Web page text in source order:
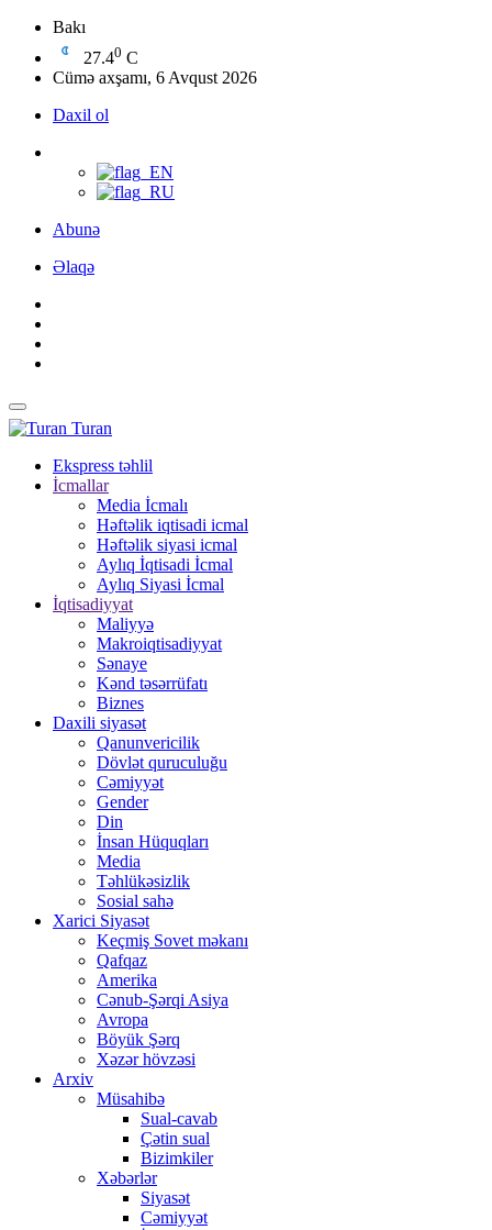
Bakı
27.40 C
Cümə axşamı, 6 Avqust 2026
Daxil ol
Abunə
Əlaqə
Turan
Ekspress təhlil
İcmallar
Media İcmalı
Həftəlik iqtisadi icmal
Həftəlik siyasi icmal
Aylıq İqtisadi İcmal
Aylıq Siyasi İcmal
İqtisadiyyat
Maliyyə
Makroiqtisadiyyat
Sənaye
Kənd təsərrüfatı
Biznes
Daxili siyasət
Qanunvericilik
Dövlət quruculuğu
Cəmiyyət
Gender
Din
İnsan Hüquqları
Media
Təhlükəsizlik
Sosial sahə
Xarici Siyasət
Keçmiş Sovet məkanı
Qafqaz
Amerika
Cənub-Şərqi Asiya
Avropa
Böyük Şərq
Xəzər hövzəsi
Arxiv
Müsahibə
Sual-cavab
Çətin sual
Bizimkiler
Xəbərlər
Siyasət
Cəmiyyət